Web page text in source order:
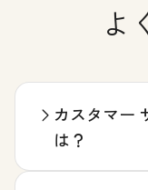
よ
カスタマー
は？